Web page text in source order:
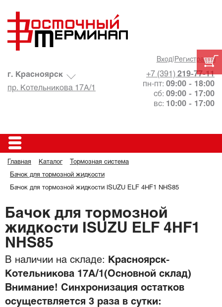
Вход| Регистрация
+7 (391) 219-77-11
пн-пт: 09:00 - 18:00
сб: 09:00 - 17:00
вс: 10:00 - 17:00
г. Красноярск
пр. Котельникова 17А/1
Главная Каталог Тормозная система
Бачок для тормозной жидкости
Бачок для тормозной жидкости ISUZU ELF 4HF1 NHS85
Бачок для тормозной
жидкости ISUZU ELF 4HF1
NHS85
В наличии на складе:
Красноярск-
Котельникова 17А/1(Основной склад)
Внимание! Синхронизация остатков
осуществляется 3 раза в сутки: